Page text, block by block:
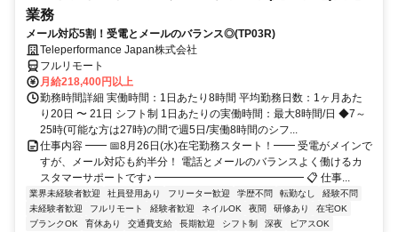
業務
メール対応5割！受電とメールのバランス◎(TP03R)
Teleperformance Japan株式会社
フルリモート
月給218,400円以上
勤務時間詳細 実働時間：1日あたり8時間 平均勤務日数：1ヶ月あた
り20日 〜 21日 シフト制 1日あたりの実働時間：最大8時間/日 ◆7～
25時(可能な方は27時)の間で週5日/実働8時間のシフ...
仕事内容 ━━ 📅8月26日(水)在宅勤務スタート！━━ 受電がメインで
すが、メール対応も約半分！ 電話とメールのバランスよく働けるカ
スタマーサポートです♪ ━━━━━━━━━━━━━━ 📋 仕事...
業界未経験者歓迎 社員登用あり フリーター歓迎 学歴不問 転勤なし
経験不問
未経験者歓迎
フルリモート 経験者歓迎 ネイルOK 夜間 研修あり
在宅OK
ブランクOK
育休あり 交通費支給 長期歓迎 シフト制 深夜 ピアスOK